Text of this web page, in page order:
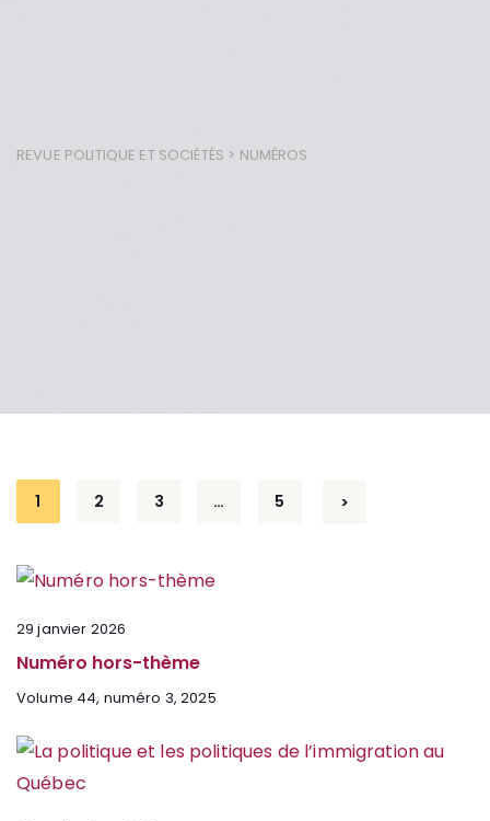
REVUE POLITIQUE ET SOCIÉTÉS > NUMÉROS
1 2 3 … 5 >
29 janvier 2026
Numéro hors-thème
Volume 44, numéro 3, 2025